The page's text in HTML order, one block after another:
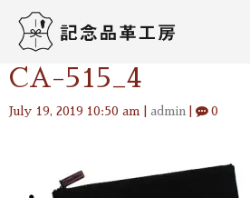
CA-515_4
July 19, 2019 10:50 am admin 0